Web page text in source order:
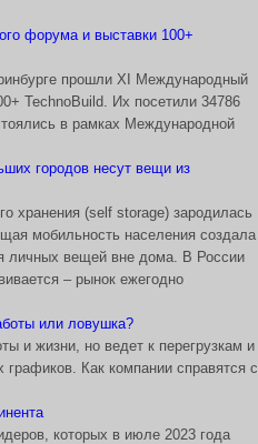
форума и выставки 100+
прошли XI Международный
TechnoBuild. Их посетили 34786
в рамках Международной
городов несут вещи из
хранения (self storage) зародилась
мобильность населения создала
личных вещей вне дома. В России
– рынок ежегодно
или ловушка?
и жизни, но ведет к перегрузкам и
Как компании справятся с
которых в июле 2023 года